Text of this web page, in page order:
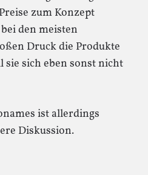
zum Konzept
den meisten
Druck die Produkte
sie sich eben sonst nicht
ist allerdings
Diskussion.